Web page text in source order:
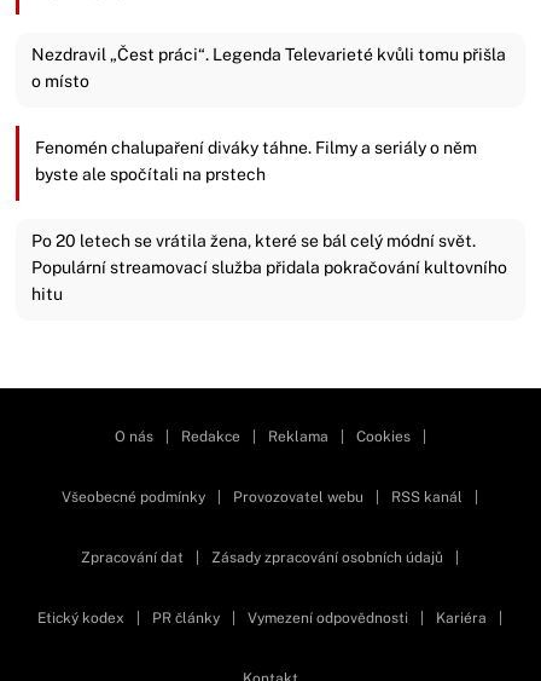
Nezdravil „Čest práci“. Legenda Televarieté kvůli tomu přišla
o místo
Fenomén chalupaření diváky táhne. Filmy a seriály o něm
byste ale spočítali na prstech
Po 20 letech se vrátila žena, které se bál celý módní svět.
Populární streamovací služba přidala pokračování kultovního
hitu
O nás Redakce Reklama Cookies
Všeobecné podmínky Provozovatel webu RSS kanál
Zpracování dat Zásady zpracování osobních údajů
Etický kodex PR články Vymezení odpovědnosti Kariéra